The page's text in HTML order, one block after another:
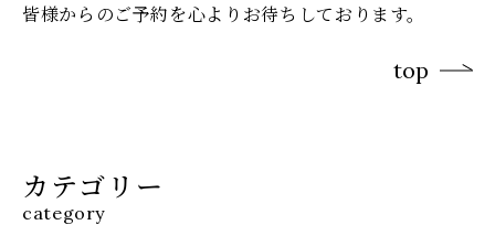
皆様からのご予約を心よりお待ちしております。
top
カテゴリー
category